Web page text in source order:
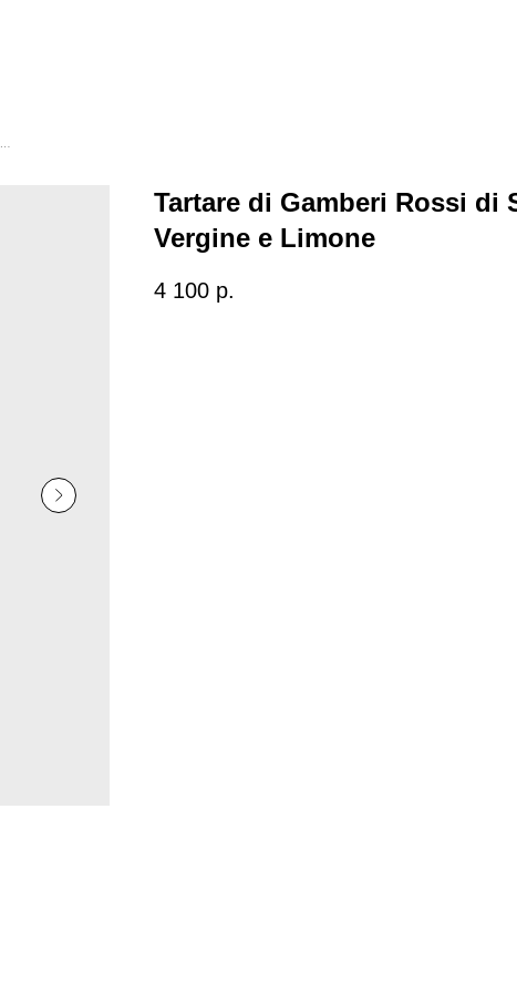
Tartare di Gamberi Rossi di Sicilia con Olio Extra Vergine e Limone
Tartare di Gamberi Rossi di
Vergine e Limone
4 100 р.